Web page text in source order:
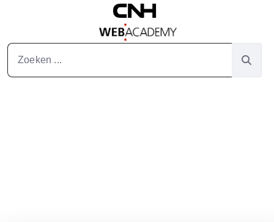
Overslaan en naar hoofdinhoud gaan
Zoeken